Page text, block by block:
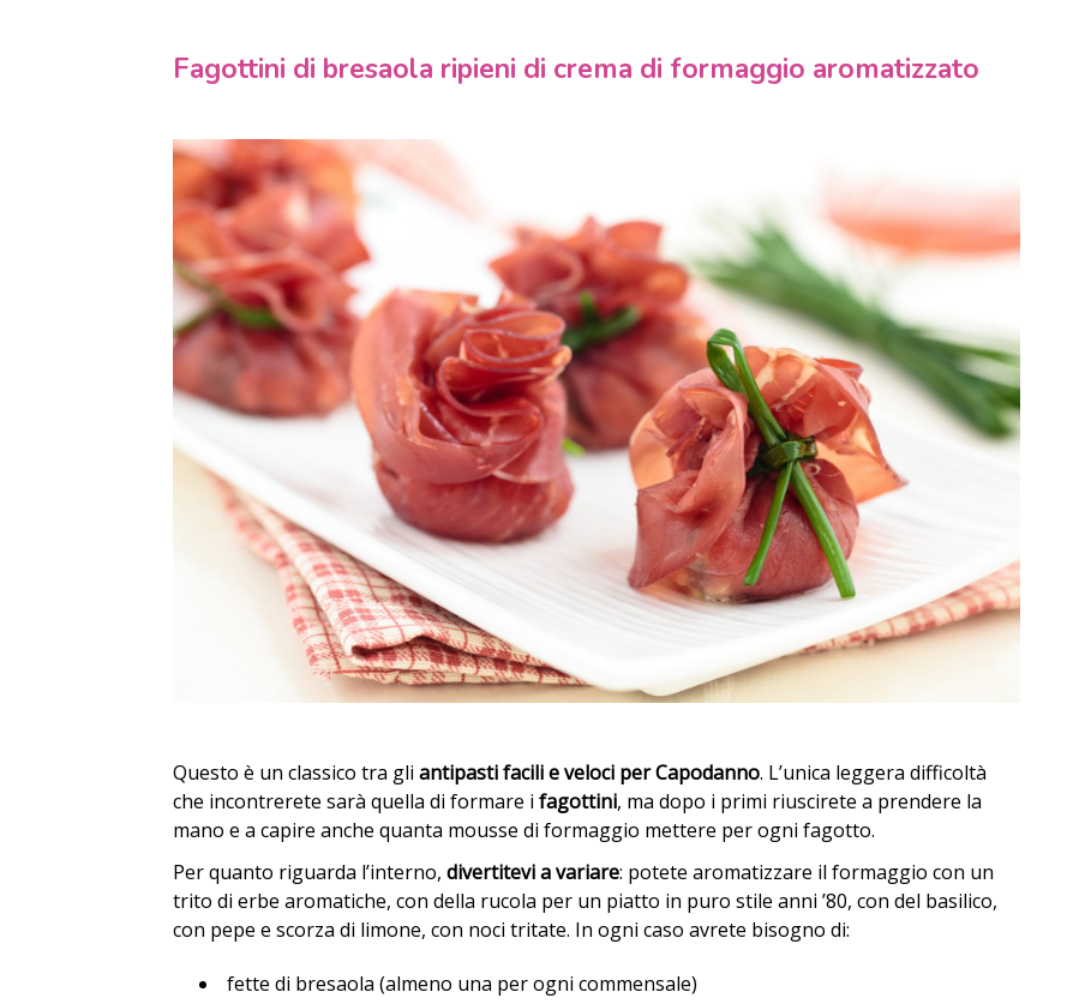
Fagottini di bresaola ripieni di crema di formaggio aromatizzato
Questo è un classico tra gliantipasti facili e veloci per Capodanno. L’unica leggera difficoltà
che incontrerete sarà quella di formare ifagottini, ma dopo i primi riuscirete a prendere la
mano e a capire anche quanta mousse di formaggio mettere per ogni fagotto.
Per quanto riguarda l’interno,divertitevi a variare: potete aromatizzare il formaggio con un
trito di erbe aromatiche, con della rucola per un piatto in puro stile anni ’80, con del basilico,
con pepe e scorza di limone, con noci tritate. In ogni caso avrete bisogno di:
fette di bresaola (almeno una per ogni commensale)